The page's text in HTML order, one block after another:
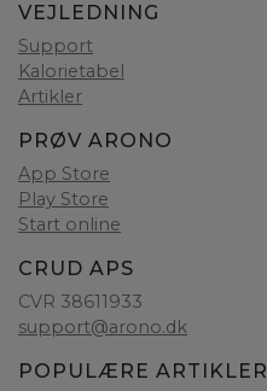
VEJLEDNING
Support
Kalorietabel
Artikler
PRØV ARONO
App Store
Play Store
Start online
CRUD APS
CVR 38611933
support@arono.dk
POPULÆRE ARTIKLER